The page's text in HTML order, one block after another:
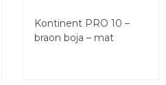
Kontinent PRO 10 –
braon boja – mat